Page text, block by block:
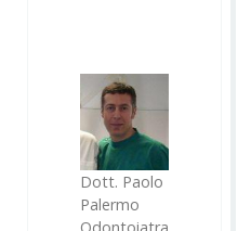
Dott. Paolo
Palermo